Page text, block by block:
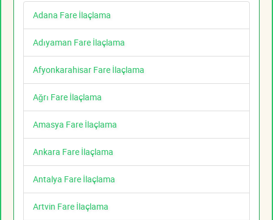
Adana Fare İlaçlama
Adıyaman Fare İlaçlama
Afyonkarahisar Fare İlaçlama
Ağrı Fare İlaçlama
Amasya Fare İlaçlama
Ankara Fare İlaçlama
Antalya Fare İlaçlama
Artvin Fare İlaçlama